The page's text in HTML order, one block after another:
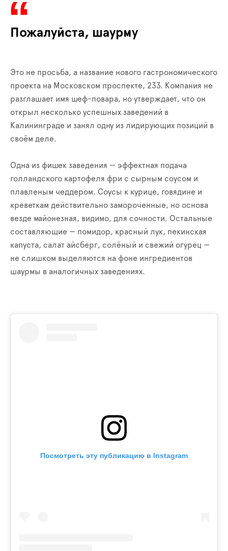
Пожалуйста, шаурму
Это не просьба, а название нового гастрономического
проекта на Московском проспекте, 233. Компания не
разглашает имя шеф-повара, но утверждает, что он
открыл несколько успешных заведений в
Калининграде и занял одну из лидирующих позиций в
своём деле.
Одна из фишек заведения — эффектная подача
голландского картофеля фри с сырным соусом и
плавленым чеддером. Соусы к курице, говядине и
креветкам действительно замороченные, но основа
везде майонезная, видимо, для сочности. Остальные
составляющие — помидор, красный лук, пекинская
капуста, салат айсберг, солёный и свежий огурец —
не слишком выделяются на фоне ингредиентов
шаурмы в аналогичных заведениях.
Посмотреть эту публикацию в Instagram